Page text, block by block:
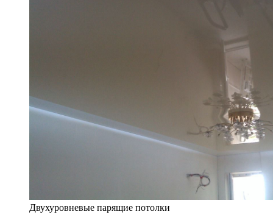
Двухуровневые парящие потолки